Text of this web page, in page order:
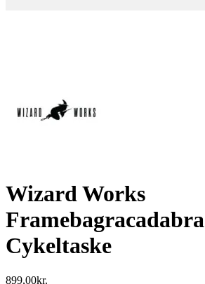
Wizard Works
Framebagracadabra
Cykeltaske
899,00kr.